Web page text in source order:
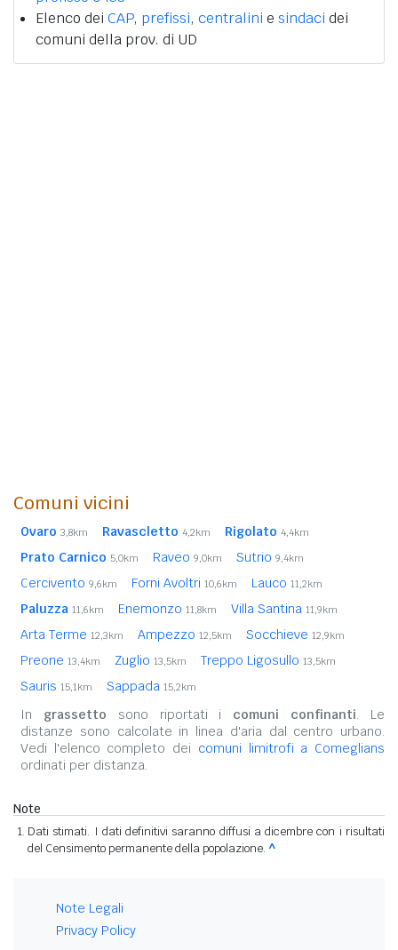
Elenco dei CAP, prefissi, centralini e sindaci dei
comuni della prov. di UD
Comuni vicini
Ovaro 3,8km Ravascletto 4,2km Rigolato 4,4km
Prato Carnico 5,0km Raveo 9,0km Sutrio 9,4km
Cercivento 9,6km Forni Avoltri 10,6km Lauco 11,2km
Paluzza 11,6km Enemonzo 11,8km Villa Santina 11,9km
Arta Terme 12,3km Ampezzo 12,5km Socchieve 12,9km
Preone 13,4km Zuglio 13,5km Treppo Ligosullo 13,5km
Sauris 15,1km Sappada 15,2km
In grassetto sono riportati i comuni confinanti. Le
distanze sono calcolate in linea d'aria dal centro urbano.
Vedi l'elenco completo dei comuni limitrofi a Comeglians
ordinati per distanza.
Note
Dati stimati. I dati definitivi saranno diffusi a dicembre con i risultati
del Censimento permanente della popolazione. ^
Note Legali
Privacy Policy